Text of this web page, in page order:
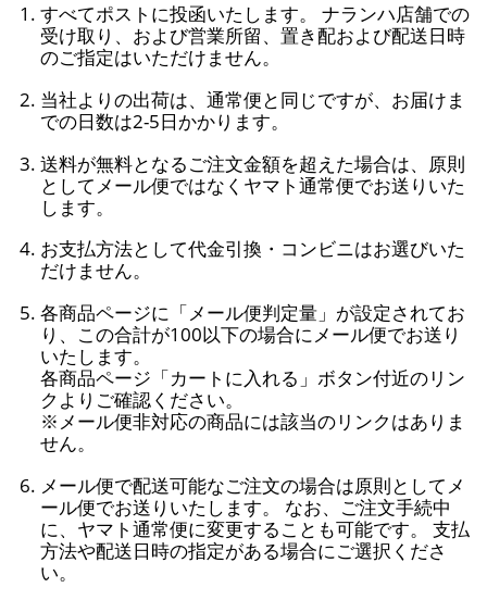
すべてポストに投函いたします。 ナランハ店舗での
受け取り、および営業所留、置き配および配送日時
のご指定はいただけません。
当社よりの出荷は、通常便と同じですが、お届けま
での日数は2-5日かかります。
送料が無料となるご注文金額を超えた場合は、原則
としてメール便ではなくヤマト通常便でお送りいた
します。
お支払方法として代金引換・コンビニはお選びいた
だけません。
各商品ページに「メール便判定量」が設定されてお
り、この合計が100以下の場合にメール便でお送り
いたします。
各商品ページ「カートに入れる」ボタン付近のリン
クよりご確認ください。
※メール便非対応の商品には該当のリンクはありま
せん。
メール便で配送可能なご注文の場合は原則としてメ
ール便でお送りいたします。 なお、ご注文手続中
に、ヤマト通常便に変更することも可能です。 支払
方法や配送日時の指定がある場合にご選択くださ
い。